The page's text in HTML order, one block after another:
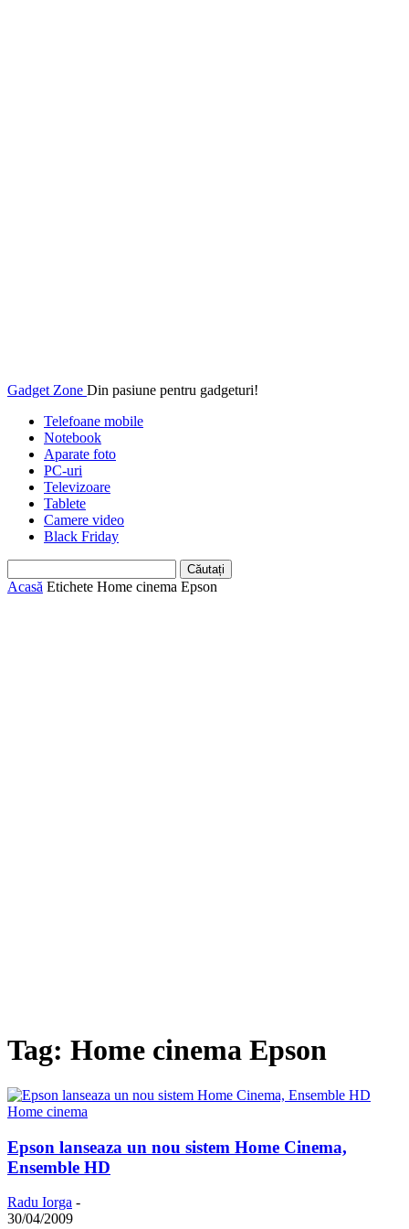
Gadget Zone Din pasiune pentru gadgeturi!
Telefoane mobile
Notebook
Aparate foto
PC-uri
Televizoare
Tablete
Camere video
Black Friday
Acasă Etichete Home cinema Epson
Tag: Home cinema Epson
Home cinema
Epson lanseaza un nou sistem Home Cinema,
Ensemble HD
Radu Iorga -
30/04/2009